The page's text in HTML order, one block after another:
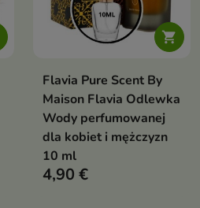

Flavia Pure Scent By
Maison Flavia Odlewka
Wody perfumowanej
dla kobiet i mężczyzn
10 ml
4,90 €